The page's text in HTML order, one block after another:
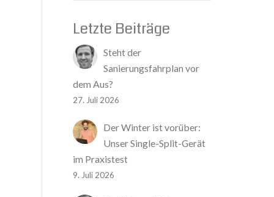
Letzte Beiträge
Steht der
Sanierungsfahrplan vor
dem Aus?
27. Juli 2026
Der Winter ist vorüber:
Unser Single-Split-Gerät
im Praxistest
9. Juli 2026